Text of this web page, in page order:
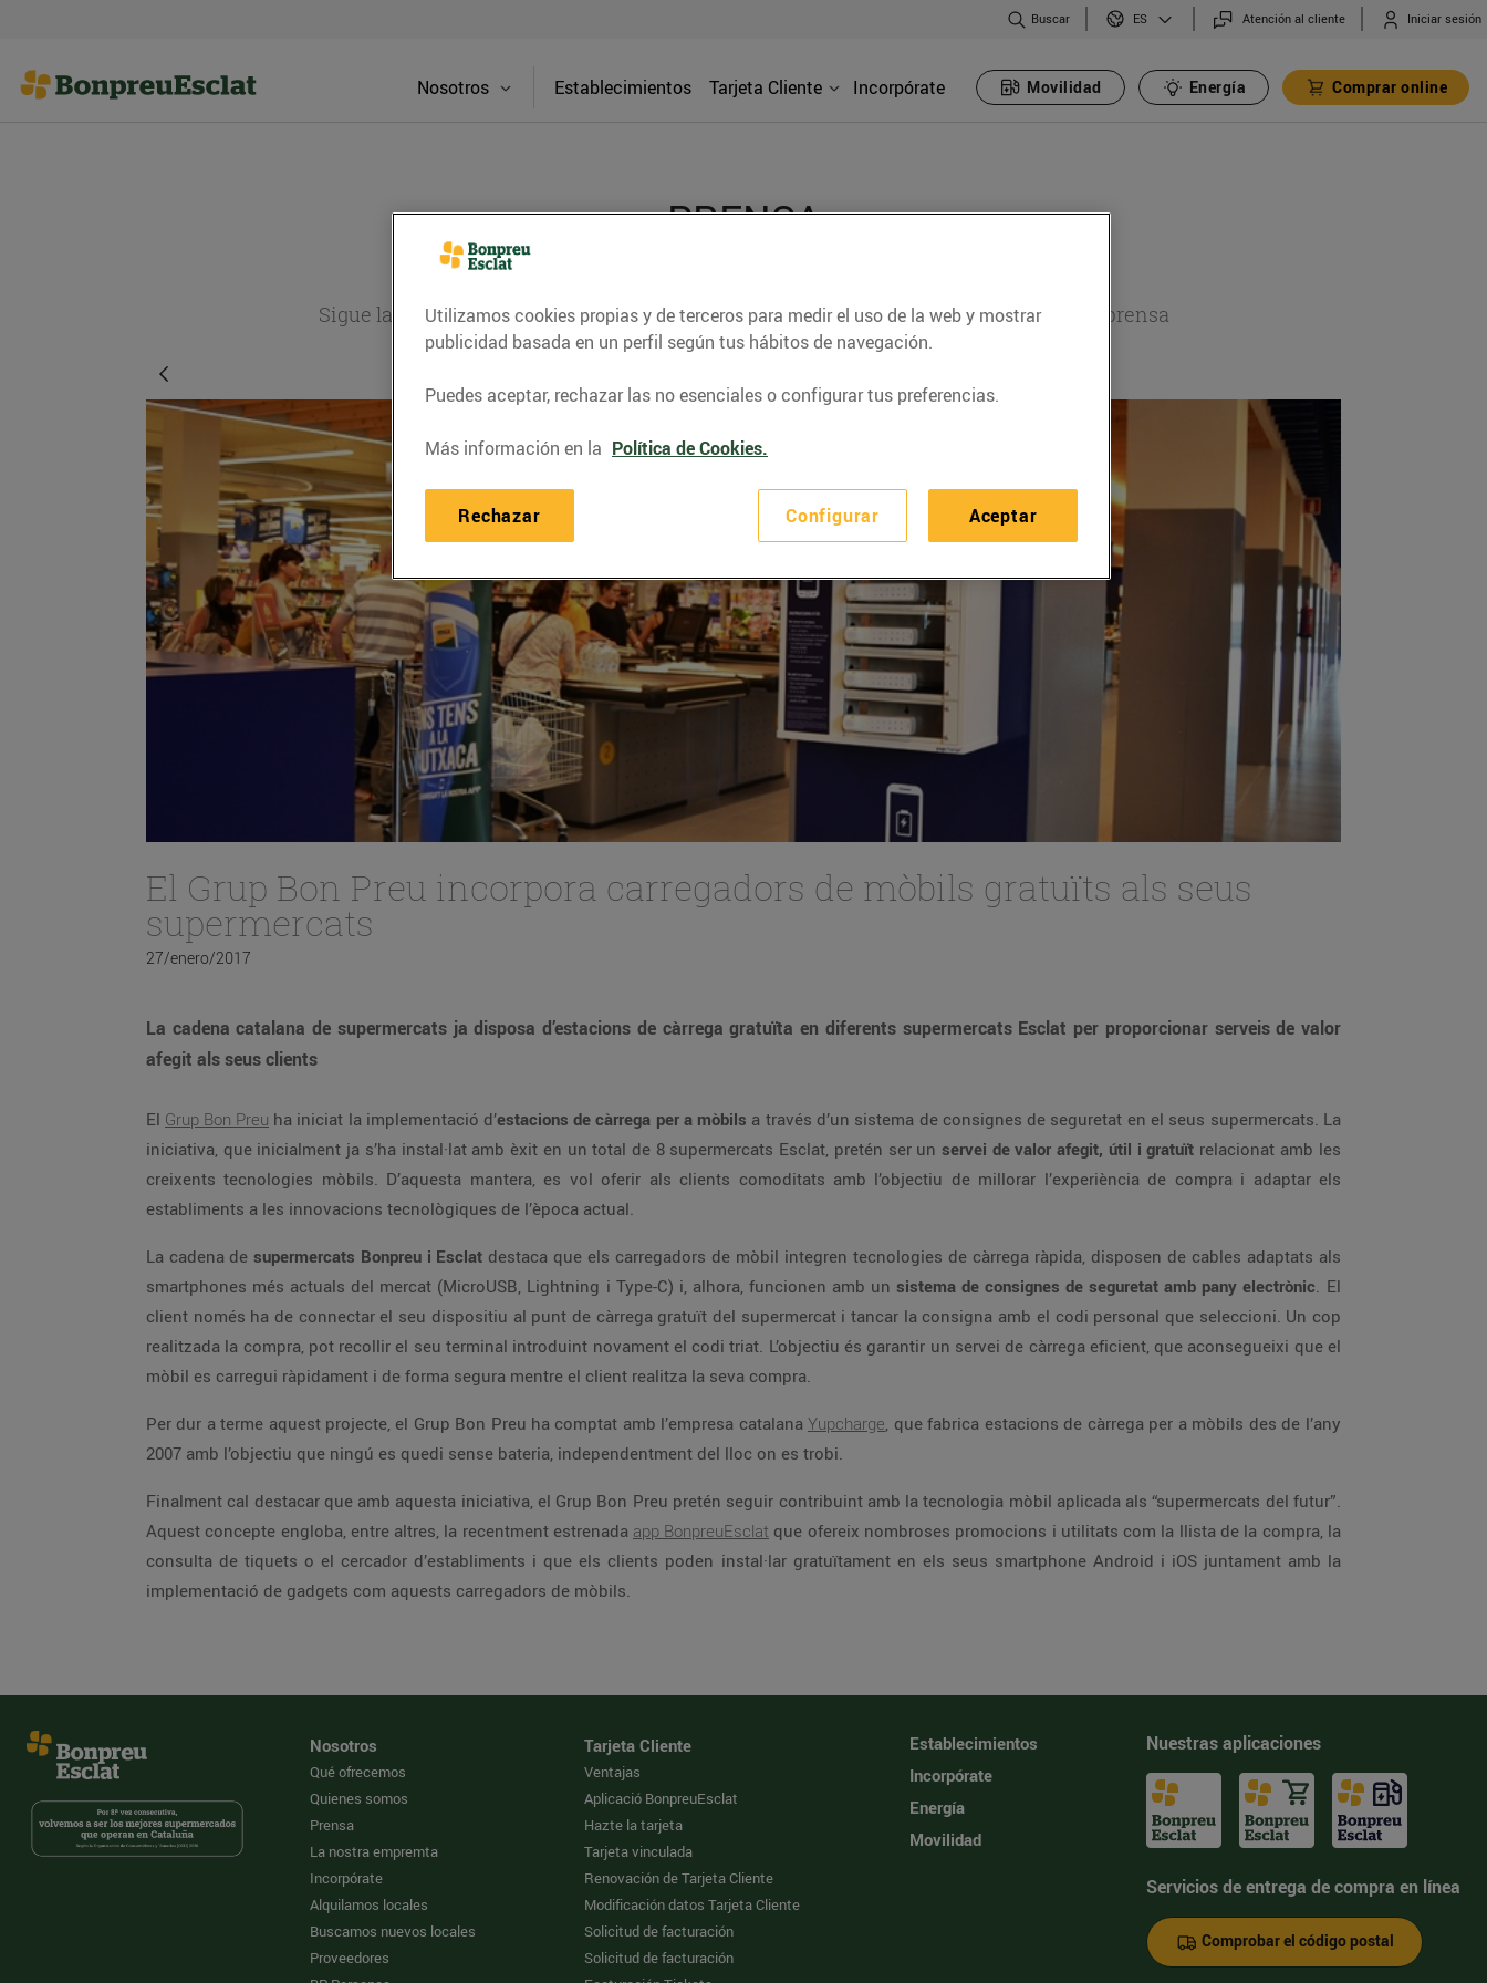
Buscar ES Atención al cliente Iniciar sesión
Nosotros Establecimientos Tarjeta Cliente Incorpórate Movilidad Energía Comprar online
PRENSA
Sigue la actualidad de los supermercados Bonpreu y Esclat a través de la sección de prensa
El Grup Bon Preu incorpora carregadors de mòbils gratuïts als seus
supermercats
27/enero/2017
La cadena catalana de supermercats ja disposa d’estacions de càrrega gratuïta en diferents supermercats Esclat per proporcionar serveis de valor
afegit als seus clients
El Grup Bon Preu ha iniciat la implementació d’estacions de càrrega per a mòbils a través d’un sistema de consignes de seguretat en el seus supermercats. La
iniciativa, que inicialment ja s’ha instal·lat amb èxit en un total de 8 supermercats Esclat, pretén ser un servei de valor afegit, útil i gratuït relacionat amb les
creixents tecnologies mòbils. D’aquesta mantera, es vol oferir als clients comoditats amb l’objectiu de millorar l’experiència de compra i adaptar els
establiments a les innovacions tecnològiques de l’època actual.
La cadena de supermercats Bonpreu i Esclat destaca que els carregadors de mòbil integren tecnologies de càrrega ràpida, disposen de cables adaptats als
smartphones més actuals del mercat (MicroUSB, Lightning i Type-C) i, alhora, funcionen amb un sistema de consignes de seguretat amb pany electrònic. El
client només ha de connectar el seu dispositiu al punt de càrrega gratuït del supermercat i tancar la consigna amb el codi personal que seleccioni. Un cop
realitzada la compra, pot recollir el seu terminal introduint novament el codi triat. L’objectiu és garantir un servei de càrrega eficient, que aconsegueixi que el
mòbil es carregui ràpidament i de forma segura mentre el client realitza la seva compra.
Per dur a terme aquest projecte, el Grup Bon Preu ha comptat amb l’empresa catalana Yupcharge, que fabrica estacions de càrrega per a mòbils des de l’any
2007 amb l’objectiu que ningú es quedi sense bateria, independentment del lloc on es trobi.
Finalment cal destacar que amb aquesta iniciativa, el Grup Bon Preu pretén seguir contribuint amb la tecnologia mòbil aplicada als “supermercats del futur”.
Aquest concepte engloba, entre altres, la recentment estrenada app BonpreuEsclat que ofereix nombroses promocions i utilitats com la llista de la compra, la
consulta de tiquets o el cercador d’establiments i que els clients poden instal·lar gratuïtament en els seus smartphone Android i iOS juntament amb la
implementació de gadgets com aquests carregadors de mòbils.
Nosotros
Qué ofrecemos
Quienes somos
Prensa
La nostra empremta
Incorpórate
Alquilamos locales
Buscamos nuevos locales
Proveedores
Tarjeta Cliente
Ventajas
Aplicació BonpreuEsclat
Hazte la tarjeta
Tarjeta vinculada
Renovación de Tarjeta Cliente
Modificación datos Tarjeta Cliente
Solicitud de facturación
Solicitud de facturación
Establecimientos
Incorpórate
Energía
Movilidad
Nuestras aplicaciones
Servicios de entrega de compra en línea
Comprobar el código postal
Utilizamos cookies propias y de terceros para medir el uso de la web y mostrar
publicidad basada en un perfil según tus hábitos de navegación.
Puedes aceptar, rechazar las no esenciales o configurar tus preferencias.
Más información en la Política de Cookies.
Configurar
Rechazar Aceptar